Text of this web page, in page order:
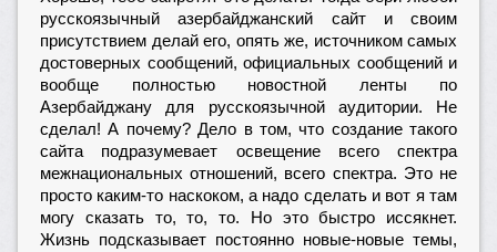
русскоязычный азербайджанский сайт и своим
присутствием делай его, опять же, источником самых
достоверных сообщений, официальных сообщений и
вообще полностью новостной ленты по
Азербайджану для русскоязычной аудитории. Не
сделал! А почему? Дело в том, что создание такого
сайта подразумевает освещение всего спектра
межнациональных отношений, всего спектра. Это не
просто каким-то наскоком, а надо сделать и вот я там
могу сказать то, то, то. Но это быстро иссякнет.
Жизнь подсказывает постоянно новые-новые темы,